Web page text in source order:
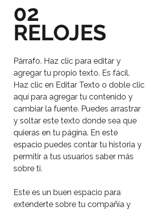
02
RELOJES
Párrafo. Haz clic para editar y
agregar tu propio texto. Es fácil.
Haz clic en Editar Texto o doble clic
aquí para agregar tu contenido y
cambiar la fuente. Puedes arrastrar
y soltar este texto donde sea que
quieras en tu página. En este
espacio puedes contar tu historia y
permitir a tus usuarios saber más
sobre ti.
Este es un buen espacio para
extenderte sobre tu compañía y